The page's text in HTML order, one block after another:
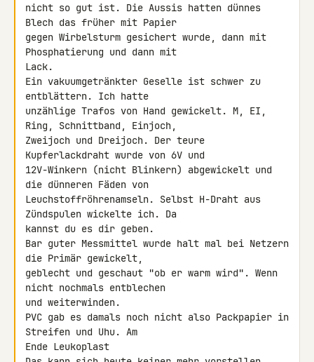
nicht so gut ist. Die Aussis hatten dünnes
Blech das früher mit Papier
gegen Wirbelsturm gesichert wurde, dann mit
Phosphatierung und dann mit
Lack.
Ein vakuumgetränkter Geselle ist schwer zu
entblättern. Ich hatte
unzählige Trafos von Hand gewickelt. M, EI,
Ring, Schnittband, Einjoch,
Zweijoch und Dreijoch. Der teure
Kupferlackdraht wurde von 6V und
12V-Winkern (nicht Blinkern) abgewickelt und
die dünneren Fäden von
Leuchstoffröhrenamseln. Selbst H-Draht aus
Zündspulen wickelte ich. Da
kannst du es dir geben.
Bar guter Messmittel wurde halt mal bei Netzern
die Primär gewickelt,
geblecht und geschaut "ob er warm wird". Wenn
nicht nochmals entblechen
und weiterwinden.
PVC gab es damals noch nicht also Packpapier in
Streifen und Uhu. Am
Ende Leukoplast